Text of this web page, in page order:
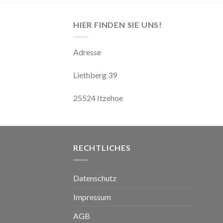
HIER FINDEN SIE UNS!
Adresse
Liethberg 39
25524 Itzehoe
RECHTLICHES
Datenschutz
Impressum
AGB